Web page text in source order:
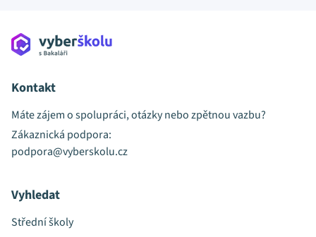
Kontakt
Máte zájem o spolupráci, otázky nebo zpětnou vazbu?
Zákaznická podpora:
podpora@vyberskolu.cz
Vyhledat
Střední školy